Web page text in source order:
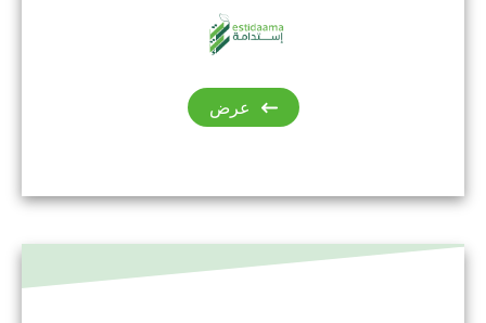
عرض